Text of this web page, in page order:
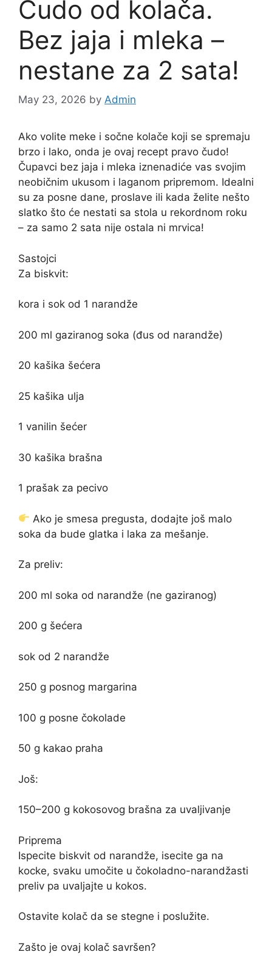
Čudo od kolača.
Bez jaja i mleka –
nestane za 2 sata!
May 23, 2026 by Admin
Ako volite meke i sočne kolače koji se spremaju
brzo i lako, onda je ovaj recept pravo čudo!
Čupavci bez jaja i mleka iznenadiće vas svojim
neobičnim ukusom i laganom pripremom. Idealni
su za posne dane, proslave ili kada želite nešto
slatko što će nestati sa stola u rekordnom roku
– za samo 2 sata nije ostala ni mrvica!
Sastojci
Za biskvit:
kora i sok od 1 narandže
200 ml gaziranog soka (đus od narandže)
20 kašika šećera
25 kašika ulja
1 vanilin šećer
30 kašika brašna
1 prašak za pecivo
Ako je smesa pregusta, dodajte još malo
soka da bude glatka i laka za mešanje.
Za preliv:
200 ml soka od narandže (ne gaziranog)
200 g šećera
sok od 2 narandže
250 g posnog margarina
100 g posne čokolade
50 g kakao praha
Još:
150–200 g kokosovog brašna za uvaljivanje
Priprema
Ispecite biskvit od narandže, isecite ga na
kocke, svaku umočite u čokoladno-narandžasti
preliv pa uvaljajte u kokos.
Ostavite kolač da se stegne i poslužite.
Zašto je ovaj kolač savršen?